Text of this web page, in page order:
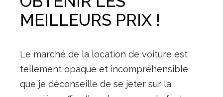
MEILLEURS PRIX !
Le marché de la location de voiture est
tellement opaque et incompréhensible
que je déconseille de se jeter sur la